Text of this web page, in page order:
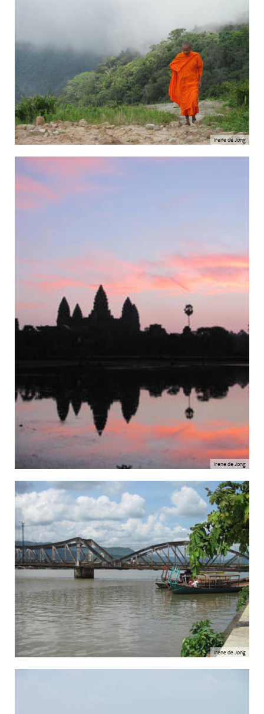
Irene de Jong
Irene de Jong
Irene de Jong